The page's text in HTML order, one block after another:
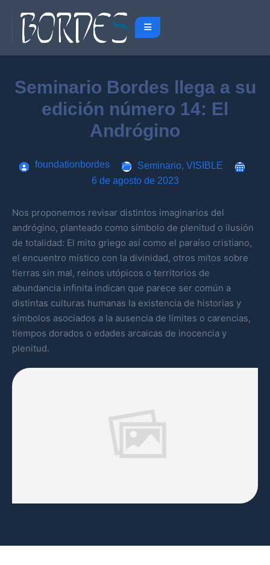
Seminario Bordes llega a su
edición número 14: El
Andrógino
foundationbordes Seminario, VISIBLE
6 de agosto de 2023
Nos proponemos revisar distintos imaginarios del
andrógino, planteado como símbolo de plenitud o ilusión
de totalidad: El mito griego así como el paraíso cristiano,
el encuentro místico con la divinidad, otros mitos sobre
tierras sin mal, reinos utópicos o territorios de
abundancia infinita indican que parece ser común a
distintas culturas humanas la existencia de historias y
símbolos asociados a la ausencia de límites o carencias,
tiempos dorados o edades arcaicas de inocencia y
plenitud.